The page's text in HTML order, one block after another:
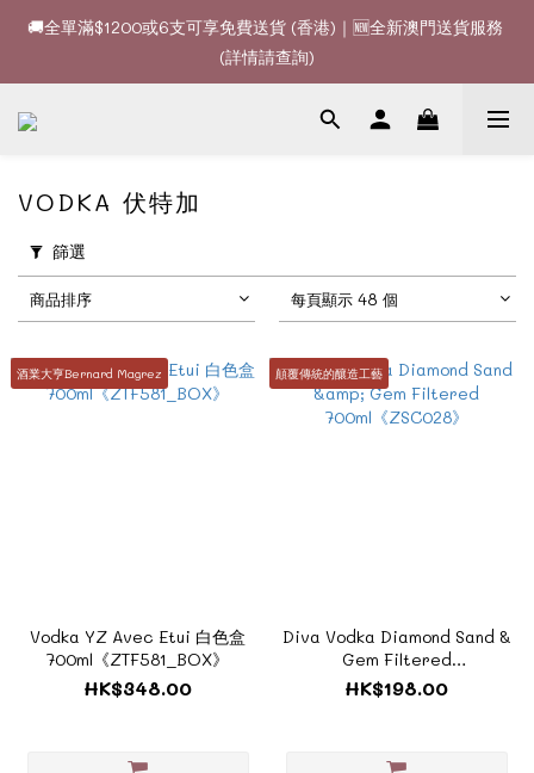
🚚全單滿$1200或6支可享免費送貨 (香港)｜🆕全新澳門送貨服務
(詳情請查詢)
🚚全單滿$1200或6支可享免費送貨 (香港)｜🆕全新澳門送貨服務
(詳情請查詢)
你的最佳婚宴酒酒商
🚚全單滿$1200或6支可享免費送貨 (香港)｜🆕全新澳門送貨服務
VODKA 伏特加
篩選
商品排序 每頁顯示 48 個
酒業大亨Bernard Magrez
Vodka YZ Avec Etui 白色盒
700ml《ZTF581_BOX》
HK$348.00
顛覆傳統的釀造工藝
Diva Vodka Diamond Sand &
Gem Filtered
700ml《ZSC028》
HK$198.00